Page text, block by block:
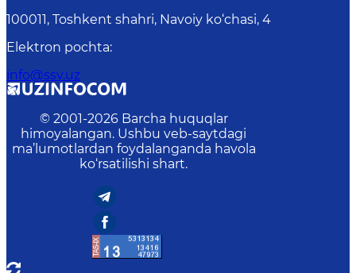
100011, Toshkent shahri, Navoiy ko‘chаsi, 4
Elektron pochta:
info@ssv.uz
© 2001-2026 Barcha huquqlar
himoyalangan. Ushbu veb-saytdagi
ma’lumotlardan foydalanganda havola
ko‘rsatilishi shart.